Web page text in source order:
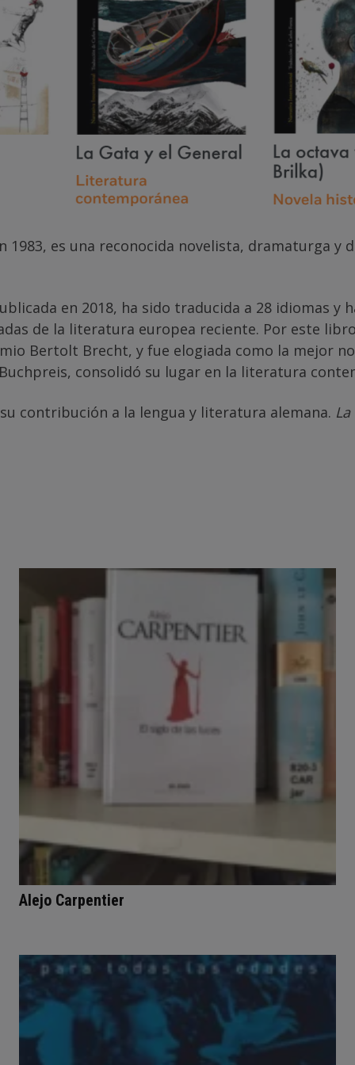
es una reconocida novelista, dramaturga y
en 2018, ha sido traducida a 28 idiomas y
de la literatura europea reciente. Por este
Bertolt Brecht, y fue elogiada como la mejor
consolidó su lugar en la literatura
contribución a la lengua y literatura alemana.
Alejo Carpentier